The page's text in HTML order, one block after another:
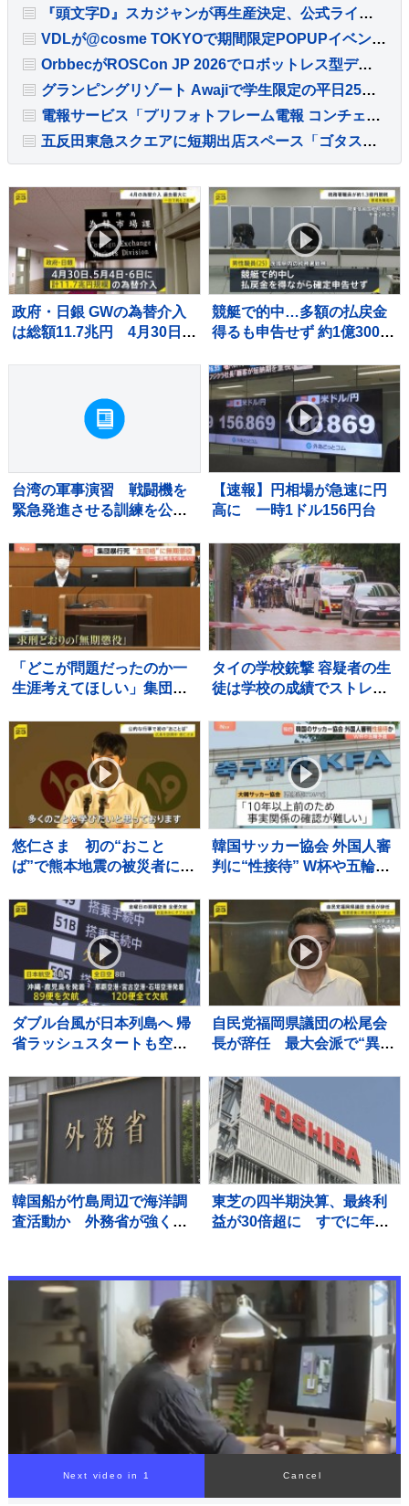
『頭文字D』スカジャンが再生産決定、公式ライセンスの総刺繍アイテム
VDLが@cosme TOKYOで期間限定POPUPイベントを開催、ミチとのコラボ新商品も先行販売
OrbbecがROSCon JP 2026でロボットレス型データ収集プラットフォームを日本初公開
グランピングリゾート Awajiで学生限定の平日25％OFFプランが登場
電報サービス「プリフォトフレーム電報 コンチェルト」が発売15周年でリニューアル
五反田東急スクエアに短期出店スペース「ゴタスク」がオープン
政府・日銀 GWの為替介入
は総額11.7兆円 4月30日は
競艇で的中…多額の払戻金
得るも申告せず 約1億3000
戒免職 過去には納税者から
約1億5000万円受け取り
台湾の軍事演習 戦闘機を
緊急発進させる訓練を公
【速報】円相場が急速に円
高に 一時1ドル156円台
「どこが問題だったのか一
生涯考えてほしい」集団暴
時18）に無期懲役の判決 裁
判員裁判 北海道・江別市
タイの学校銃撃 容疑者の生
徒は学校の成績でストレス
軽傷
悠仁さま 初の“おこと
ば”で熊本地震の被災者にお
霊碑に供花
韓国サッカー協会 外国人審
判に“性接待” W杯や五輪の
で10人余に対し JNN報告書
入手
ダブル台風が日本列島へ 帰
省ラッシュスタートも空の
「持病の薬」「血圧測定
器」を避難所に持ち込む高
齢者も 週明け15号も本州
へ【news23】
自民党福岡県議団の松尾会
長が辞任 最大会派で“異
の直後に政治資金パーティ
ー
韓国船が竹島周辺で海洋調
査活動か 外務省が強く抗
東芝の四半期決算、最終利
益が30倍超に すでに年間